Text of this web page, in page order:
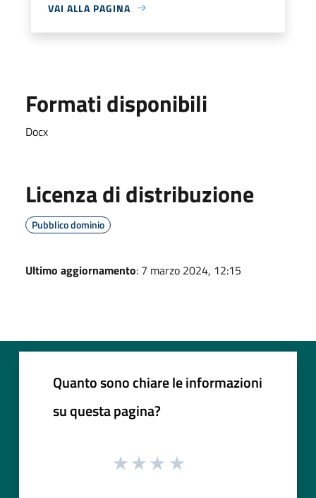
VAI ALLA PAGINA
Formati disponibili
Docx
Licenza di distribuzione
Pubblico dominio
Ultimo aggiornamento: 7 marzo 2024, 12:15
Quanto sono chiare le informazioni
su questa pagina?